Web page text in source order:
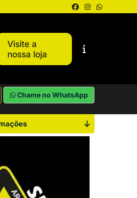
Visite a
nossa loja
Chame no WhatsApp